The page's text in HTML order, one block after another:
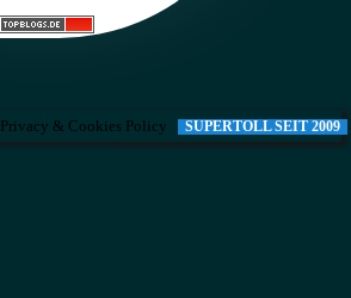
SUPERTOLL SEIT 2009
Privacy & Cookies Policy